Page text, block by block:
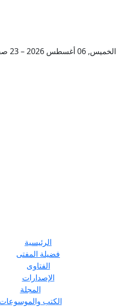
الخميس, 06 أغسطس 2026 – 23 صفر 1448 هـ
الرئيسية
فضيلة المفتى
الفتاوى
الإصدارات
المجلة
الكتب والموسوعات